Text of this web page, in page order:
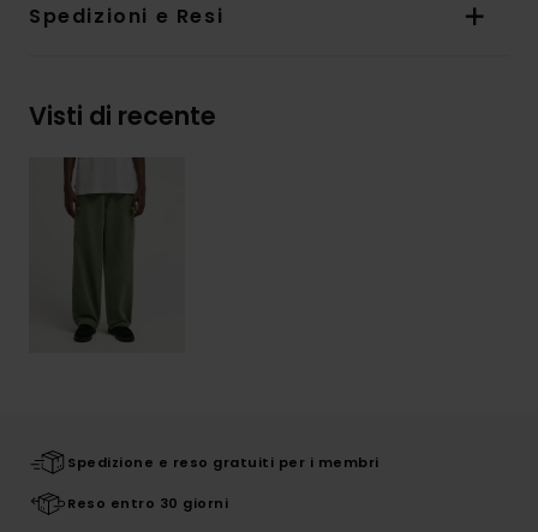
Spedizioni e Resi
Visti di recente
Spedizione e reso gratuiti per i membri
Reso entro 30 giorni